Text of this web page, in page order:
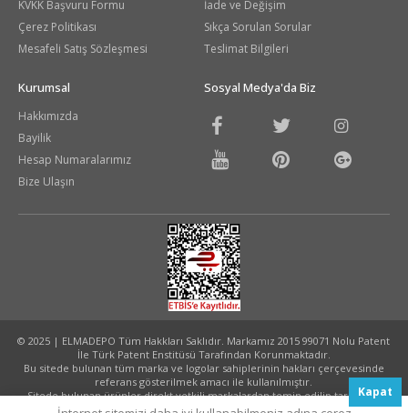
KVKK Başvuru Formu
Çerez Politikası
Mesafeli Satış Sözleşmesi
İade ve Değişim
Sıkça Sorulan Sorular
Teslimat Bilgileri
Kurumsal
Hakkımızda
Bayilik
Hesap Numaralarımız
Bize Ulaşın
Sosyal Medya'da Biz
© 2025 | ELMADEPO Tüm Hakkları Saklıdır. Markamız 2015 99071 Nolu Patent
İle Türk Patent Enstitüsü Tarafından Korunmaktadır.
Bu sitede bulunan tüm marka ve logolar sahiplerinin hakları çerçevesinde
referans gösterilmek amacı ile kullanılmıştır.
Sitede bulunan ürünler direkt yetkili markalardan temin edilip tarafınıza
ulaştırılmaktadır.
Kapat